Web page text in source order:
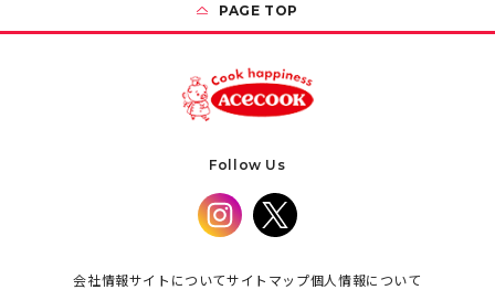
PAGE TOP
Follow Us
会社情報サイトについてサイトマップ個人情報について